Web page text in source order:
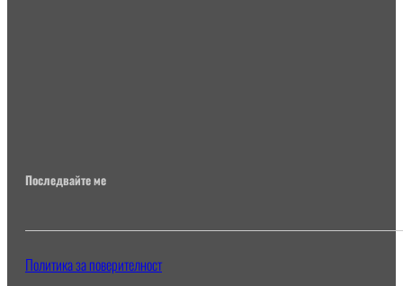
Последвайте ме
Политика за поверителност